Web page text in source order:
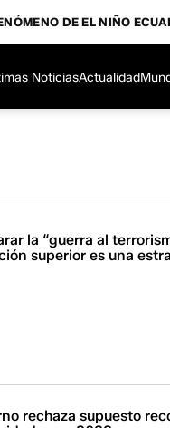
DE EL NIÑO
NoticiasActualidad
la “guerra al
superior es una
rechaza supuesto